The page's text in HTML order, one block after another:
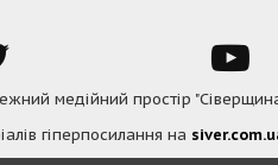
медійний простір
гіперпосилання на